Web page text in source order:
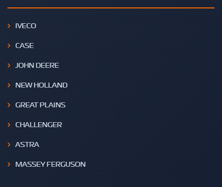
IVECO
CASE
JOHN DEERE
NEW HOLLAND
GREAT PLAINS
CHALLENGER
ASTRA
MASSEY FERGUSON